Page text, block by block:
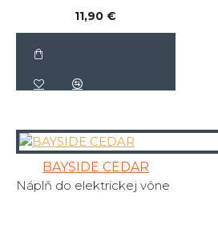
11,90 €
BAYSIDE CEDAR
Náplň do elektrickej vône